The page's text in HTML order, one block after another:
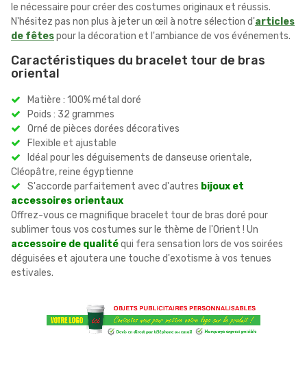
le nécessaire pour créer des costumes originaux et réussis.
N'hésitez pas non plus à jeter un œil à notre sélection d'articles
de fêtespour la décoration et l'ambiance de vos événements.
Caractéristiques du bracelet tour de bras
oriental
Matière : 100% métal doré
Poids : 32 grammes
Orné de pièces dorées décoratives
Flexible et ajustable
Idéal pour les déguisements de danseuse orientale,
Cléopâtre, reine égyptienne
S'accorde parfaitement avec d'autres bijoux et
accessoires orientaux
Offrez-vous ce magnifique bracelet tour de bras doré pour
sublimer tous vos costumes sur le thème de l'Orient ! Un
accessoire de qualitéqui fera sensation lors de vos soirées
déguisées et ajoutera une touche d'exotisme à vos tenues
estivales.